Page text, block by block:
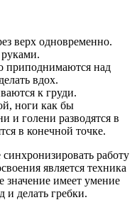
верх одновременно.
приподнимаются над
вдох.
к груди.
ноги как бы
и голени разводятся в
в конечной точке.
работу
является техника
значение имеет умение
и делать гребки.